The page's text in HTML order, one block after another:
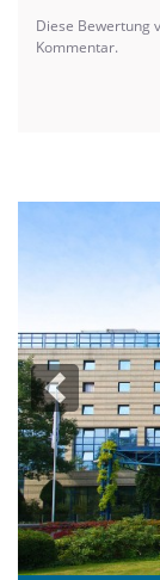
Diese Bewertung
Kommentar.
Previous